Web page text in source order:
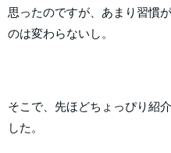
思ったのですが、あまり習慣
のは変わらないし。
そこで、先ほどちょっぴり紹
した。